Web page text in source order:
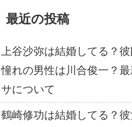
最近の投稿
上谷沙弥は結婚してる？
憧れの男性は川合俊一？
サについて
鶴崎修功は結婚してる？彼